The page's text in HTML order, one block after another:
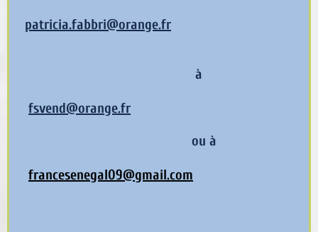
patricia.fabbri@orange.fr
à
fsvend@orange.fr
ou à
francesenegal09@gmail.com